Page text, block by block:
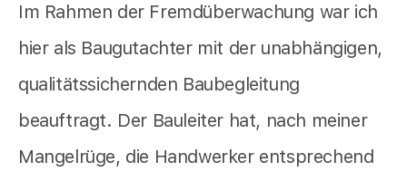
Im Rahmen der Fremdüberwachung war ich
hier als Baugutachter mit der unabhängigen,
qualitätssichernden Baubegleitung
beauftragt. Der Bauleiter hat, nach meiner
Mangelrüge, die Handwerker entsprechend